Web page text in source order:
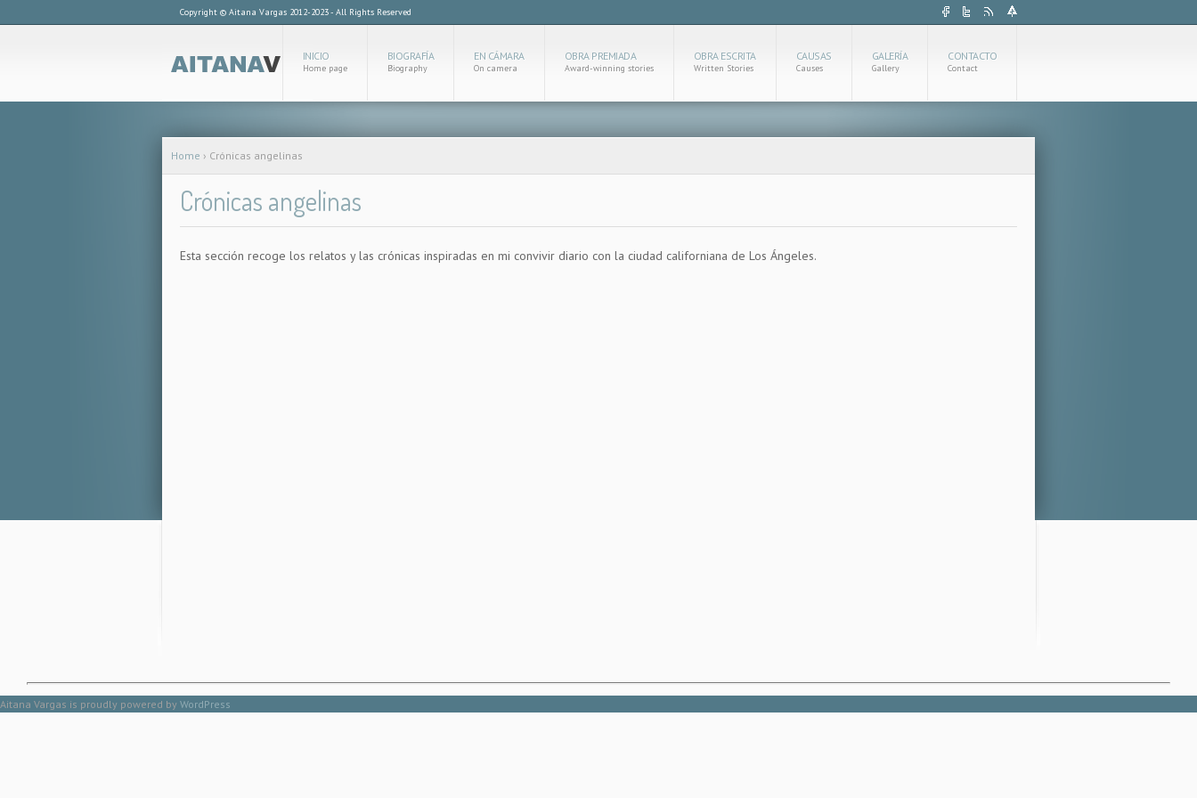
Copyright © Aitana Vargas 2012-2023 - All Rights Reserved
INICIO
Home page
BIOGRAFÍA
Biography
EN CÁMARA
On camera
OBRA PREMIADA
Award-winning stories
OBRA ESCRITA
Written Stories
CAUSAS
Causes
GALERÍA
Gallery
CONTACTO
Contact
Home › Crónicas angelinas
Crónicas angelinas
Esta sección recoge los relatos y las crónicas inspiradas en mi convivir diario con la ciudad californiana de Los Ángeles.
Aitana Vargas is proudly powered by WordPress